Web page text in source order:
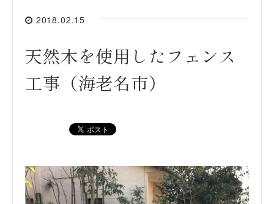
2018.02.15
天然木を使用したフェンス
工事（海老名市）